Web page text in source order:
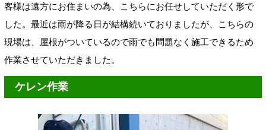
客様は遠方にお住まいの為、こちらにお任せしていただく形で
した。最近は雨が降る日が結構続いておりましたが、こちらの
現場は、屋根がついているので雨でも問題なく施工できるため
作業させていただきました。
ケレン作業